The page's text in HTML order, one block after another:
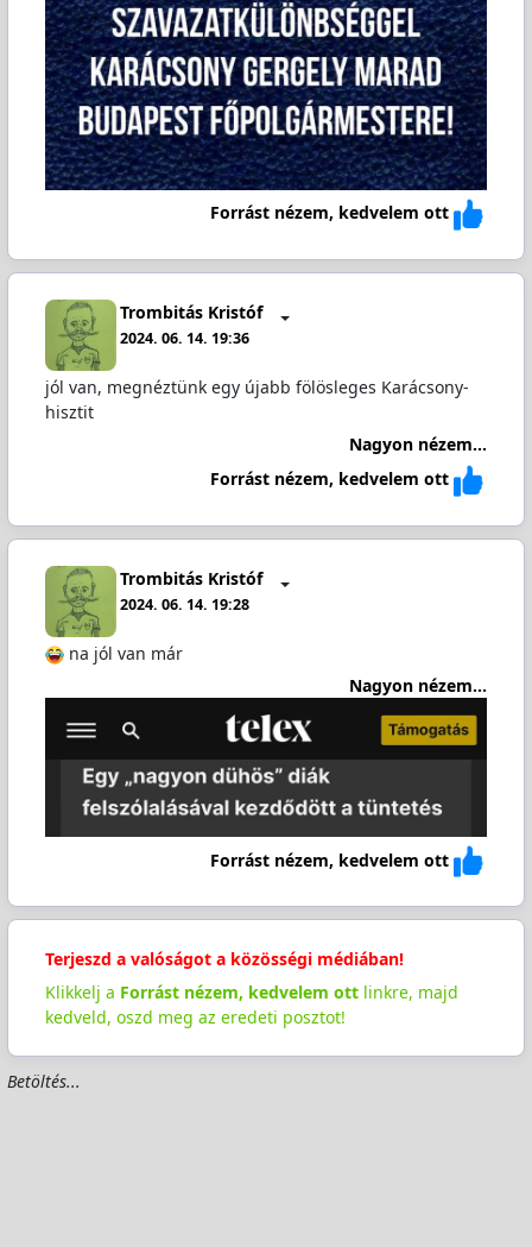
Forrást nézem, kedvelem ott
Trombitás Kristóf
2024. 06. 14. 19:36
jól van, megnéztünk egy újabb fölösleges Karácsony-
hisztit
Nagyon nézem...
Forrást nézem, kedvelem ott
Trombitás Kristóf
2024. 06. 14. 19:28
na jól van már
Nagyon nézem...
Forrást nézem, kedvelem ott
Terjeszd a valóságot a közösségi médiában!
Klikkelj a Forrást nézem, kedvelem ottlinkre, majd
kedveld, oszd meg az eredeti posztot!
Betöltés...